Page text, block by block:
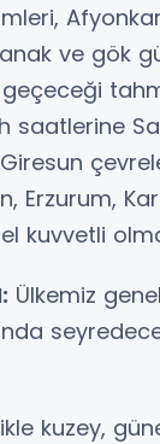
ve gök
geçeceği
saatlerine
Erzurum,
kuvvetli
Ülkemiz
kuzey,